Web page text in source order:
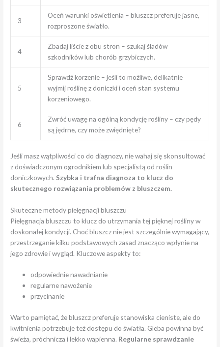
3
Oceń warunki oświetlenia – bluszcz preferuje jasne,
rozproszone światło.
4
Zbadaj liście z obu stron – szukaj śladów
szkodników lub chorób grzybiczych.
5
Sprawdź korzenie – jeśli to możliwe, delikatnie
wyjmij roślinę z doniczki i oceń stan systemu
korzeniowego.
6
Zwróć uwagę na ogólną kondycję rośliny – czy pędy
są jędrne, czy może zwiędnięte?
Jeśli masz wątpliwości co do diagnozy, nie wahaj się skonsultować
z doświadczonym ogrodnikiem lub specjalistą od roślin
doniczkowych. Szybka i trafna diagnoza to klucz do
skutecznego rozwiązania problemów z bluszczem.
Skuteczne metody pielęgnacji bluszczu
Pielęgnacja bluszczu to klucz do utrzymania tej pięknej rośliny w
doskonałej kondycji. Choć bluszcz nie jest szczególnie wymagający,
przestrzeganie kilku podstawowych zasad znacząco wpłynie na
jego zdrowie i wygląd. Kluczowe aspekty to:
odpowiednie nawadnianie
regularne nawożenie
przycinanie
Warto pamiętać, że bluszcz preferuje stanowiska cieniste, ale do
kwitnienia potrzebuje też dostępu do światła. Gleba powinna być
świeża, próchnicza i lekko wapienna. Regularne sprawdzanie